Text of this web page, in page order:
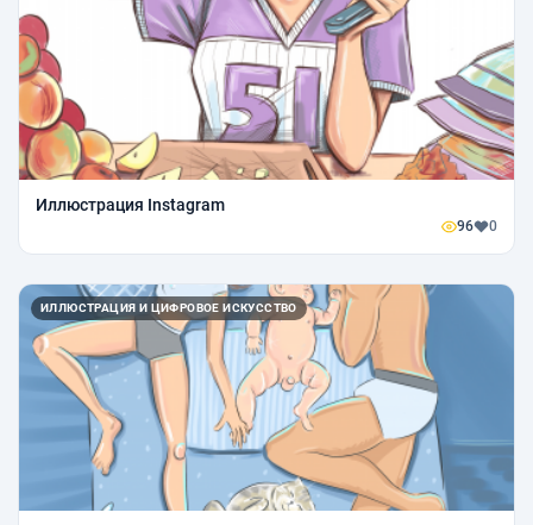
Иллюстрация Instagram
96 0
ИЛЛЮСТРАЦИЯ И ЦИФРОВОЕ ИСКУССТВО